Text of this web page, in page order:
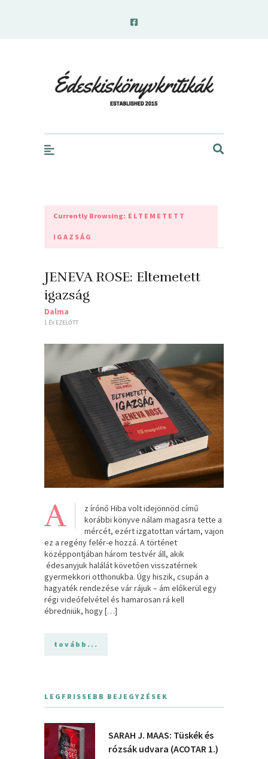
Currently Browsing: ELTEMETETT
IGAZSÁG
JENEVA ROSE: Eltemetett ​
igazság
Dalma
1 ÉV EZELŐTT
A
z írónő Hiba volt idejönnöd című
korábbi könyve nálam magasra tette a
mércét, ezért izgatottan vártam, vajon
ez a regény felér-e hozzá. A történet
középpontjában három testvér áll, akik
édesanyjuk halálát követően visszatérnek
gyermekkori otthonukba. Úgy hiszik, csupán a
hagyaték rendezése vár rájuk – ám előkerül egy
régi videófelvétel és hamarosan rá kell
ébredniük, hogy […]
tovább...
LEGFRISSEBB BEJEGYZÉSEK
SARAH J. MAAS: Tüskék és
rózsák udvara (ACOTAR 1.)